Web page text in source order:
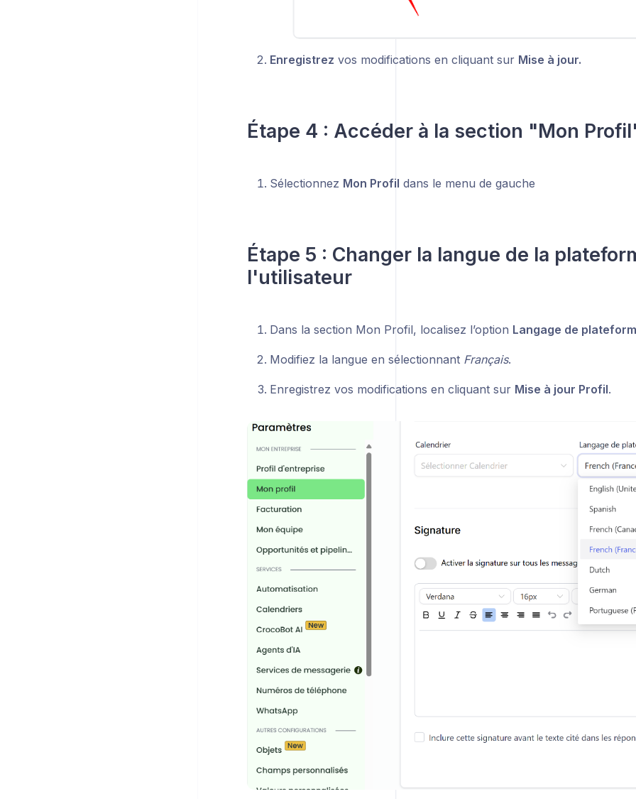
Enregistrez vos modifications en cliquant sur Mise à jour.
Étape 4 : Accéder à la section "Mon
Sélectionnez Mon Profil dans le menu de gauche
Étape 5 : Changer la langue de la
l'utilisateur
Dans la section Mon Profil, localisez l’option Langage de
Modifiez la langue en sélectionnant Français.
Enregistrez vos modifications en cliquant sur Mise à jour Profil.